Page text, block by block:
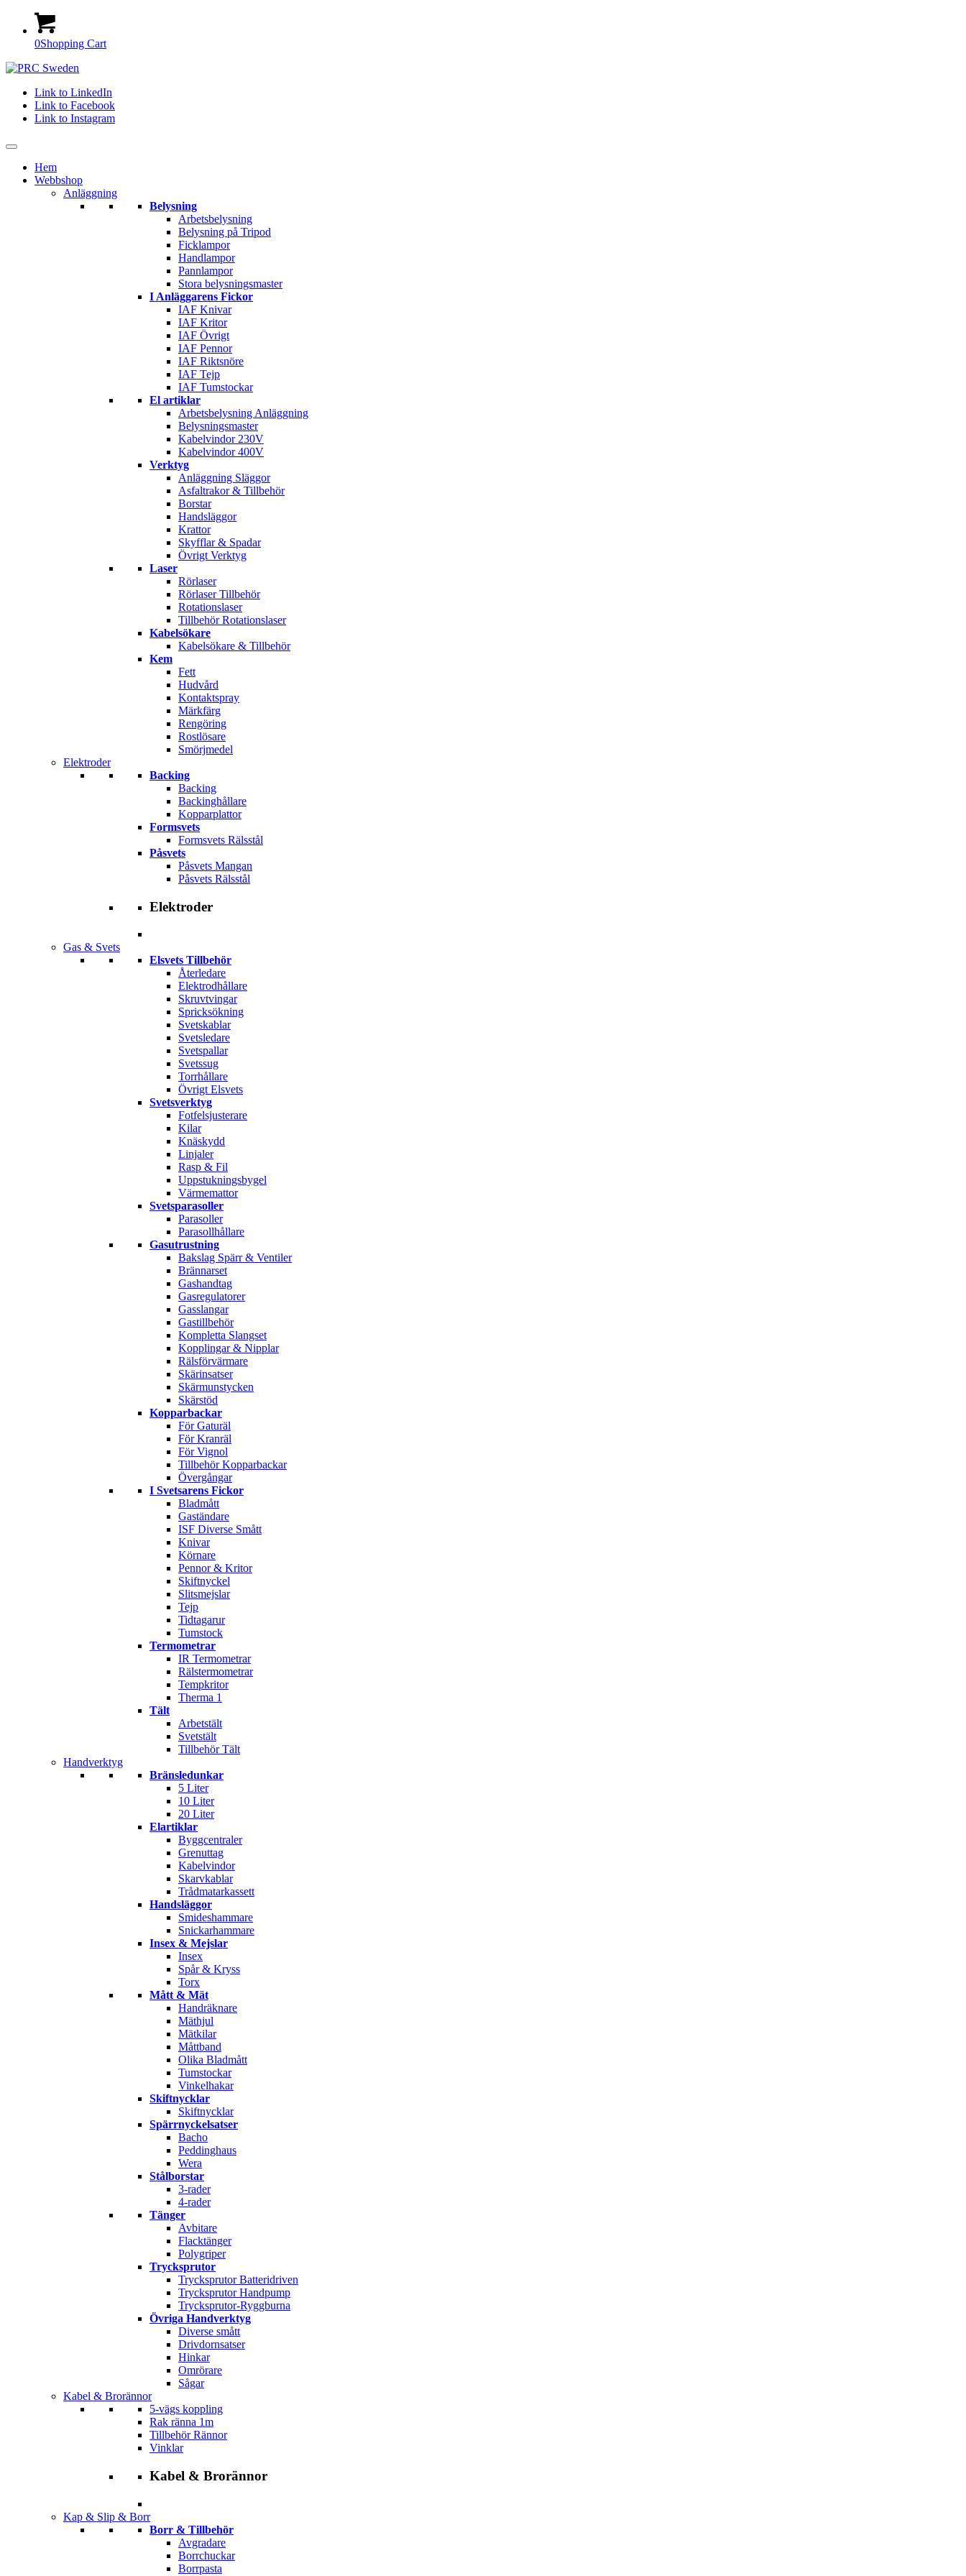
0Shopping Cart
Link to LinkedIn
Link to Facebook
Link to Instagram
Hem
Webbshop
Anläggning
Belysning
Arbetsbelysning
Belysning på Tripod
Ficklampor
Handlampor
Pannlampor
Stora belysningsmaster
I Anläggarens Fickor
IAF Knivar
IAF Kritor
IAF Övrigt
IAF Pennor
IAF Riktsnöre
IAF Tejp
IAF Tumstockar
El artiklar
Arbetsbelysning Anläggning
Belysningsmaster
Kabelvindor 230V
Kabelvindor 400V
Verktyg
Anläggning Släggor
Asfaltrakor & Tillbehör
Borstar
Handsläggor
Krattor
Skyfflar & Spadar
Övrigt Verktyg
Laser
Rörlaser
Rörlaser Tillbehör
Rotationslaser
Tillbehör Rotationslaser
Kabelsökare
Kabelsökare & Tillbehör
Kem
Fett
Hudvård
Kontaktspray
Märkfärg
Rengöring
Rostlösare
Smörjmedel
Elektroder
Backing
Backing
Backinghållare
Kopparplattor
Formsvets
Formsvets Rälsstål
Påsvets
Påsvets Mangan
Påsvets Rälsstål
Elektroder
Gas & Svets
Elsvets Tillbehör
Återledare
Elektrodhållare
Skruvtvingar
Spricksökning
Svetskablar
Svetsledare
Svetspallar
Svetssug
Torrhållare
Övrigt Elsvets
Svetsverktyg
Fotfelsjusterare
Kilar
Knäskydd
Linjaler
Rasp & Fil
Uppstukningsbygel
Värmemattor
Svetsparasoller
Parasoller
Parasollhållare
Gasutrustning
Bakslag Spärr & Ventiler
Brännarset
Gashandtag
Gasregulatorer
Gasslangar
Gastillbehör
Kompletta Slangset
Kopplingar & Nipplar
Rälsförvärmare
Skärinsatser
Skärmunstycken
Skärstöd
Kopparbackar
För Gaturäl
För Kranräl
För Vignol
Tillbehör Kopparbackar
Övergångar
I Svetsarens Fickor
Bladmått
Gaständare
ISF Diverse Smått
Knivar
Körnare
Pennor & Kritor
Skiftnyckel
Slitsmejslar
Tejp
Tidtagarur
Tumstock
Termometrar
IR Termometrar
Rälstermometrar
Tempkritor
Therma 1
Tält
Arbetstält
Svetstält
Tillbehör Tält
Handverktyg
Bränsledunkar
5 Liter
10 Liter
20 Liter
Elartiklar
Byggcentraler
Grenuttag
Kabelvindor
Skarvkablar
Trådmatarkassett
Handsläggor
Smideshammare
Snickarhammare
Insex & Mejslar
Insex
Spår & Kryss
Torx
Mått & Mät
Handräknare
Mäthjul
Mätkilar
Måttband
Olika Bladmått
Tumstockar
Vinkelhakar
Skiftnycklar
Skiftnycklar
Spärrnyckelsatser
Bacho
Peddinghaus
Wera
Stålborstar
3-rader
4-rader
Tänger
Avbitare
Flacktänger
Polygriper
Trycksprutor
Trycksprutor Batteridriven
Trycksprutor Handpump
Trycksprutor-Ryggburna
Övriga Handverktyg
Diverse smått
Drivdornsatser
Hinkar
Omrörare
Sågar
Kabel & Brorännor
5-vägs koppling
Rak ränna 1m
Tillbehör Rännor
Vinklar
Kabel & Brorännor
Kap & Slip & Borr
Borr & Tillbehör
Avgradare
Borrchuckar
Borrpasta